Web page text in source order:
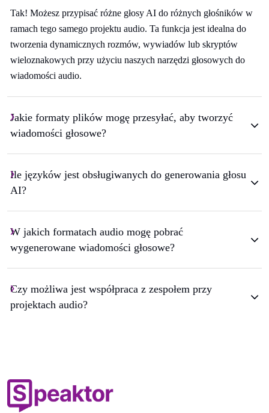
Tak! Możesz przypisać różne głosy AI do różnych głośników w
ramach tego samego projektu audio. Ta funkcja jest idealna do
tworzenia dynamicznych rozmów, wywiadów lub skryptów
wieloznakowych przy użyciu naszych narzędzi głosowych do
wiadomości audio.
Jakie formaty plików mogę przesyłać, aby tworzyć
wiadomości głosowe?
Ile języków jest obsługiwanych do generowania głosu
AI?
W jakich formatach audio mogę pobrać
wygenerowane wiadomości głosowe?
Czy możliwa jest współpraca z zespołem przy
projektach audio?